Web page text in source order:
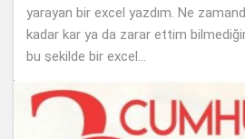
yarayan bir excel yazdım. Ne
kadar kar ya da zarar ettim
bu şekilde bir excel...